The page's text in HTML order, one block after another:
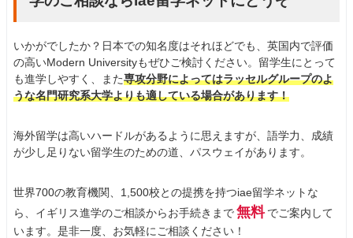
いかがでしたか？日本での知名度はそれほどでも、英国内で評価
の高いModern Universityもぜひご検討ください。留学生にとって
も進学しやすく、また専攻分野によってはラッセルグループのよ
うな名門研究系大学よりも適している場合があります！
海外留学は高いハードルがあるように思えますが、語学力、成績
が少し足りない留学生のための道、パスウェイがあります。
世界700の教育機関、1,500校との提携を持つiae留学ネットな
ら、イギリス進学のご相談からお手続きまで 無料 でご案内して
います。是非一度、お気軽にご相談ください！